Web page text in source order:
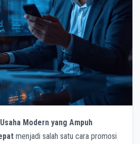
Modern yang Ampuh
menjadi salah satu cara promosi